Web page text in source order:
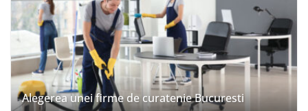
Alegerea unei firme de curatenie Bucuresti